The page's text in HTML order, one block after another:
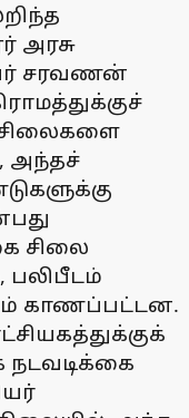
அரசு
சரவணன்
அந்தச்
சிலை
பலிபீடம்
காணப்பட்டன.
நடவடிக்கை